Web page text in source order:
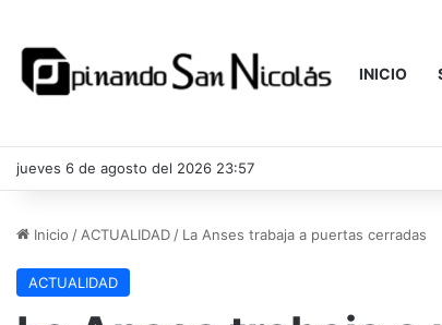
INICIO
jueves 6 de agosto del 2026 23:57
Inicio / ACTUALIDAD / La Anses trabaja a puertas cerradas
ACTUALIDAD